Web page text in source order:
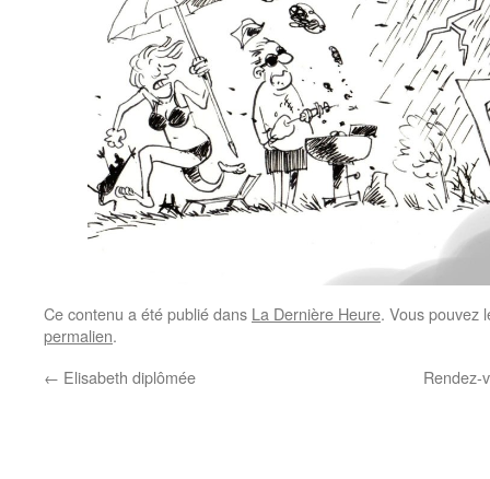
Ce contenu a été publié dans La Dernière Heure. Vous pouvez
permalien.
← Elisabeth diplômée Rendez-